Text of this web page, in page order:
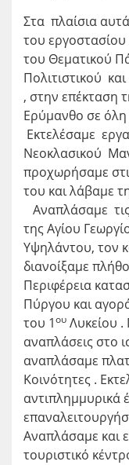
Στα πλαίσια
του
του Θεματικού
Πολιτιστικού
, στην επέκταση
Ερύμανθο σε όλη
Εκτελέσαμε
Νεοκλασικού
προχωρήσαμε
του και λάβαμε
Αναπλάσαμε τις
της Αγίου
Υψηλάντου, τον
διανοίξαμε
Περιφέρεια
Πύργου και
του 1ου Λυκείου
αναπλάσεις στο
αναπλάσαμε
Κοινότητες .
αντιπλημμυρικά
Αναπλάσαμε και
τουριστικό